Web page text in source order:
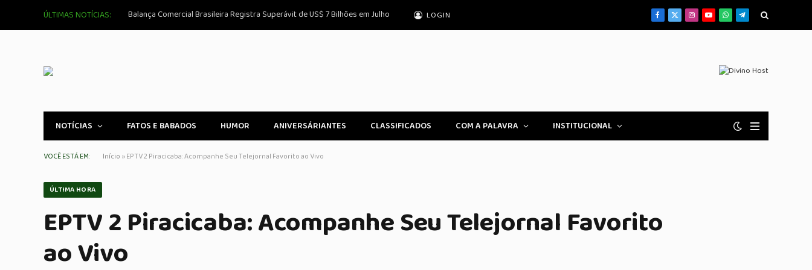
ÚLTIMAS NOTÍCIAS: Balança Comercial Brasileira Registra Superávit de US$ 7 Bilhões em Julho LOGIN Facebook
X
(Twitter)
Instagram
YouTubeWhatsApp
Telegrama
NOTÍCIAS FATOS E BABADOS HUMOR ANIVERSÁRIANTES CLASSIFICADOS COM A PALAVRA INSTITUCIONAL
VOCÊ ESTÁ EM: Início »EPTV 2 Piracicaba: Acompanhe Seu Telejornal Favorito ao Vivo
ÚLTIMA HORA
EPTV 2 Piracicaba: Acompanhe Seu Telejornal Favorito
ao Vivo